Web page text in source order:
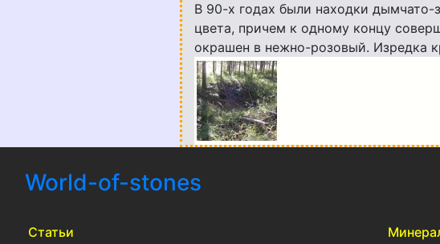
В 90-х годах были находки дымчато-
цвета, причем к одному концу
окрашен в нежно-розовый. Изредка
World-of-stones
Статьи